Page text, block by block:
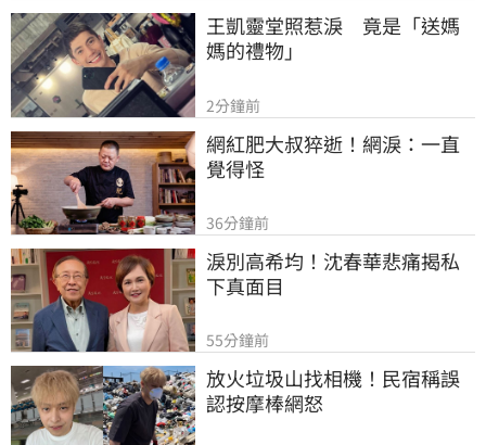
王凱靈堂照惹淚　竟是「送媽
媽的禮物」
2分鐘前
網紅肥大叔猝逝！網淚：一直
覺得怪
36分鐘前
淚別高希均！沈春華悲痛揭私
下真面目
55分鐘前
放火垃圾山找相機！民宿稱誤
認按摩棒網怒